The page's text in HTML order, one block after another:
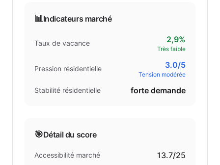
📊Indicateurs marché
Taux de vacance 2,9%
Très faible
Pression résidentielle 3.0/5
Tension modérée
Stabilité résidentielle forte demande
🎯Détail du score
Accessibilité marché 13.7/25